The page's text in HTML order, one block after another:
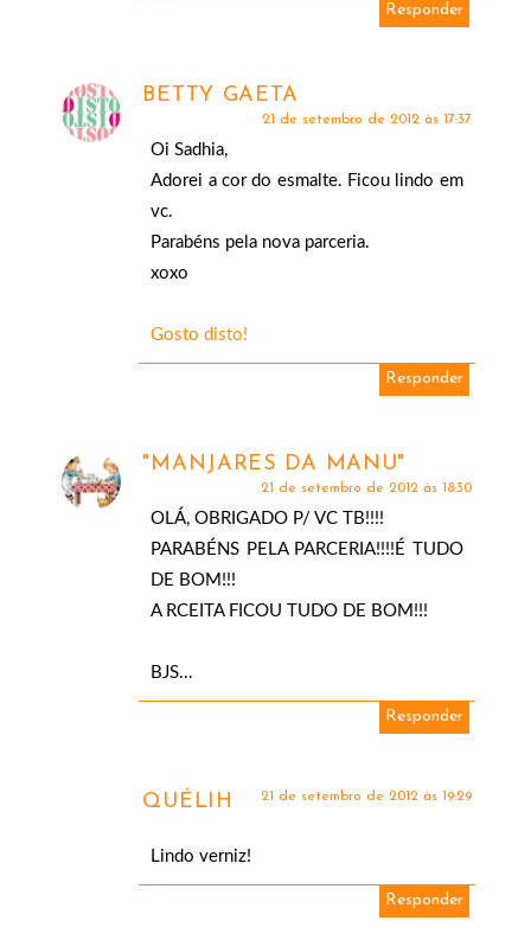
Responder
BETTY GAETA
21 de setembro de 2012 às 17:37
Oi Sadhia,
Adorei a cor do esmalte. Ficou lindo em
vc.
Parabéns pela nova parceria.
xoxo
Gosto disto!
Responder
"MANJARES DA MANU"
21 de setembro de 2012 às 18:30
OLÁ, OBRIGADO P/ VC TB!!!!
PARABÉNS PELA PARCERIA!!!!É TUDO
DE BOM!!!
A RCEITA FICOU TUDO DE BOM!!!
BJS...
Responder
QUÉLIH 21 de setembro de 2012 às 19:29
Lindo verniz!
Responder